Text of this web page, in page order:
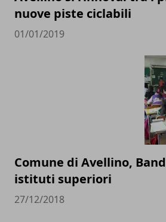
nuove piste ciclabili
01/01/2019
Comune di Avellino,
istituti superiori
27/12/2018